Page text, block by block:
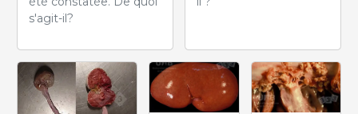
s'agit-il?